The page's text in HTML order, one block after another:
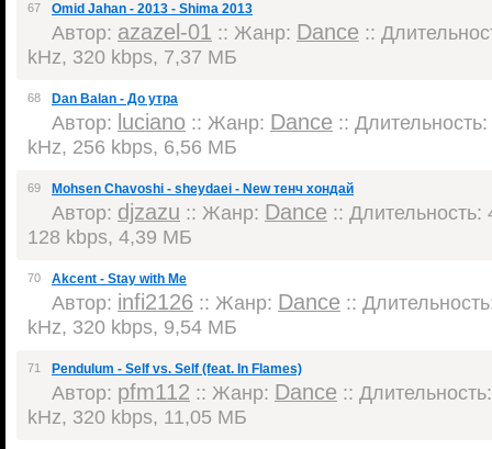
67 Omid Jahan - 2013 - Shima 2013
Автор: azazel-01 :: Жанр: Dance ::
kHz, 320 kbps, 7,37 МБ
68 Dan Balan - До утра
Автор: luciano :: Жанр: Dance ::
kHz, 256 kbps, 6,56 МБ
69 Mohsen Chavoshi - sheydaei - New тенч хондай
Автор: djzazu :: Жанр: Dance :: Длительность:
128 kbps, 4,39 МБ
70 Akcent - Stay with Me
Автор: infi2126 :: Жанр: Dance ::
kHz, 320 kbps, 9,54 МБ
71 Pendulum - Self vs. Self (feat. In Flames)
Автор: pfm112 :: Жанр: Dance ::
kHz, 320 kbps, 11,05 МБ